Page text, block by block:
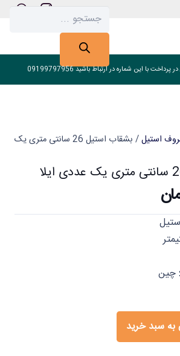
Products
search
با این شماره در ارتباط باشید 09199797956
استیل
/ بشقاب استیل 26 سانتی متری یک
چین
به سبد خرید